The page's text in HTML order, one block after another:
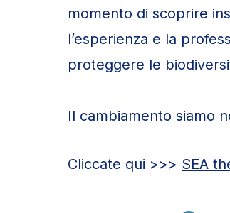
momento di scoprire
l’esperienza e la
proteggere le
Il cambiamento siamo
Cliccate qui >>> SEA